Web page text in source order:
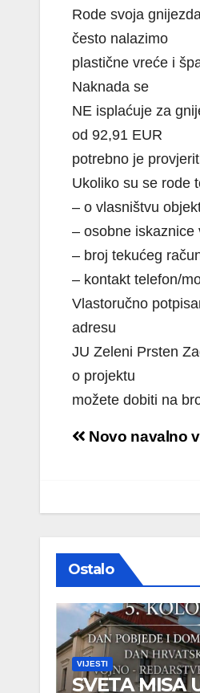
Rode svoja
često nalazimo
plastične vreće i
Naknada se
NE isplaćuje za
od 92,91 EUR
potrebno je
Ukoliko su se rode
– o vlasništvu
– osobne iskaznice
– broj tekućeg
– kontakt telefon/
Vlastoručno
adresu
JU Zeleni Prsten
o projektu
možete dobiti na
Navigacija
Novo navalno
Ostalo
VIJESTI
SVETA MISA